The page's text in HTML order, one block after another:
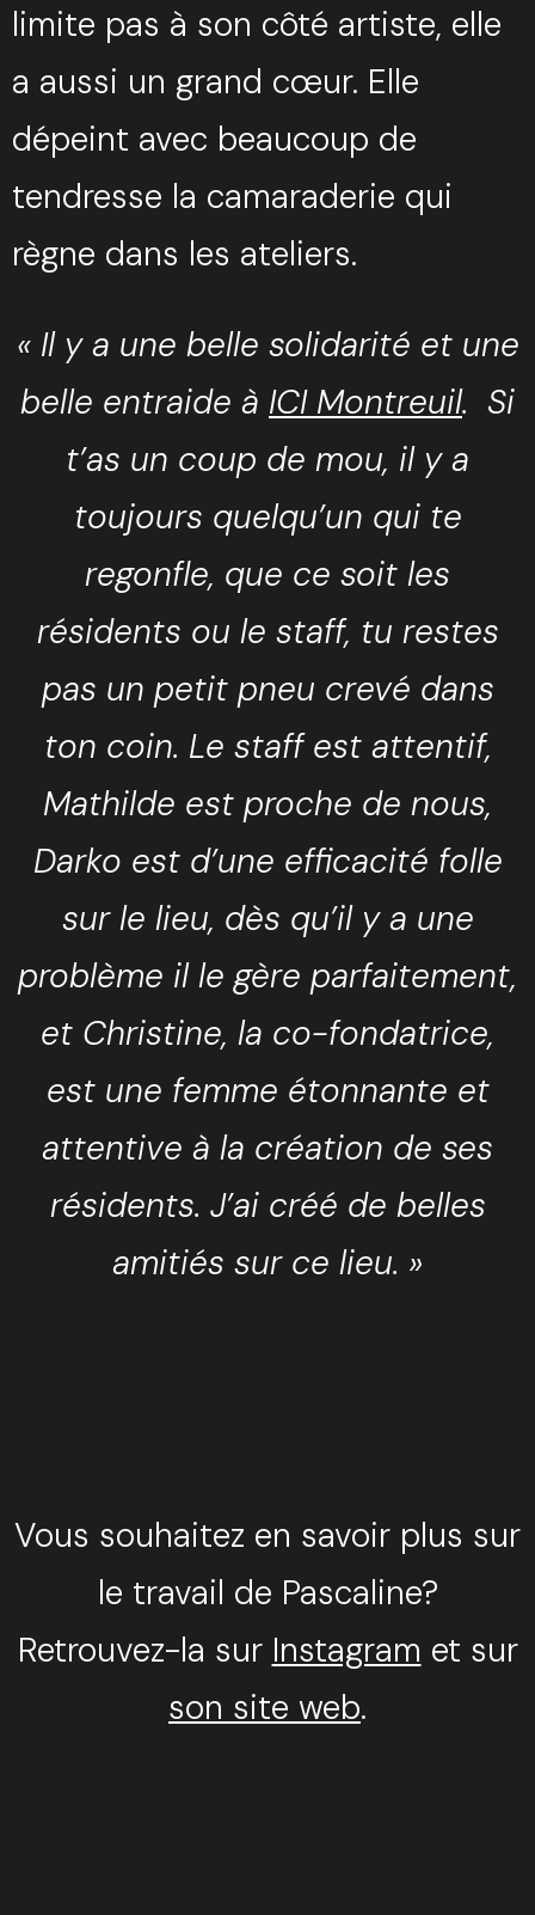
limite pas à son côté artiste, elle
a aussi un grand cœur. Elle
dépeint avec beaucoup de
tendresse la camaraderie qui
règne dans les ateliers.
« Il y a une belle solidarité et une
belle entraide à ICI Montreuil. Si
t’as un coup de mou, il y a
toujours quelqu’un qui te
regonfle, que ce soit les
résidents ou le staff, tu restes
pas un petit pneu crevé dans
ton coin. Le staff est attentif,
Mathilde est proche de nous,
Darko est d’une efficacité folle
sur le lieu, dès qu’il y a une
problème il le gère parfaitement,
et Christine, la co-fondatrice,
est une femme étonnante et
attentive à la création de ses
résidents. J’ai créé de belles
amitiés sur ce lieu. »
Vous souhaitez en savoir plus sur
le travail de Pascaline?
Retrouvez-la sur Instagram et sur
son site web.